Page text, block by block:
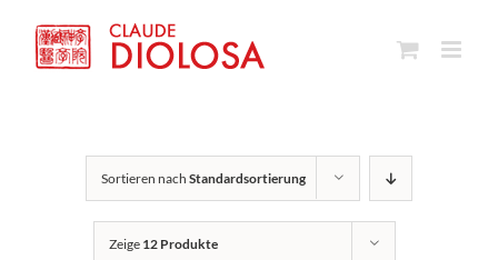
Inhalt
springen
Sortieren nach Standardsortierung
Zeige 12 Produkte